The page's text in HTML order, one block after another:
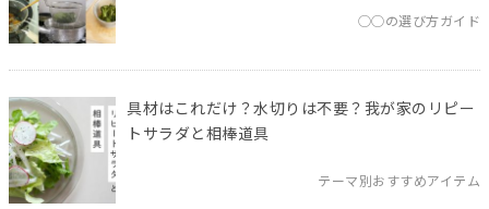
◯◯の選び方ガイド
具材はこれだけ？水切りは不要？我が家のリピー
トサラダと相棒道具
テーマ別おすすめアイテム